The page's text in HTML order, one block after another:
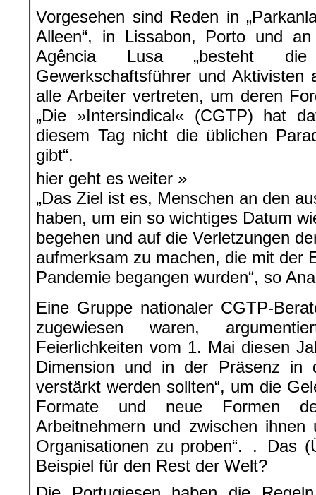
Vorgesehen sind Reden in
Alleen“, in Lissabon, Porto und
Agência Lusa „besteht
Gewerkschaftsführer und
alle Arbeiter vertreten, um deren
„Die »Intersindical« (CGTP) hat
diesem Tag nicht die üblichen
gibt“.
hier geht es weiter »
„Das Ziel ist es, Menschen an den
haben, um ein so wichtiges Datum
begehen und auf die Verletzungen
aufmerksam zu machen, die mit der
Pandemie begangen wurden“, so
Eine Gruppe nationaler CGTP-
zugewiesen waren,
Feierlichkeiten vom 1. Mai diesen
Dimension und in der Präsenz in
verstärkt werden sollten“, um die
Formate und neue Formen
Arbeitnehmern und zwischen ihnen
Organisationen zu proben“. . Das
Beispiel für den Rest der Welt?